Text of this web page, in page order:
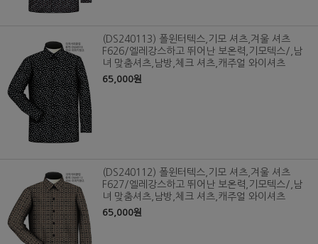
(DS240113) 폴윈터텍스,기모 셔츠,겨울 셔츠
F626/엘레강스하고 뛰어난 보온력,기모텍스/,남
녀 맞춤셔츠,남방,체크 셔츠,캐주얼 와이셔츠
65,000원
(DS240112) 폴윈터텍스,기모 셔츠,겨울 셔츠
F627/엘레강스하고 뛰어난 보온력,기모텍스/,남
녀 맞춤셔츠,남방,체크 셔츠,캐주얼 와이셔츠
65,000원